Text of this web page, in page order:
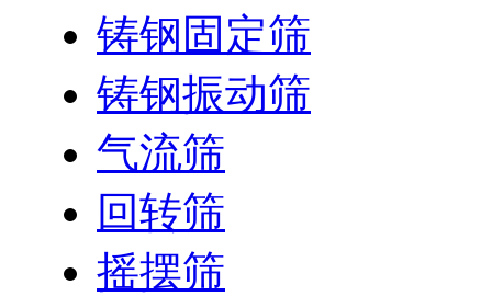
铸钢固定筛
铸钢振动筛
气流筛
回转筛
摇摆筛